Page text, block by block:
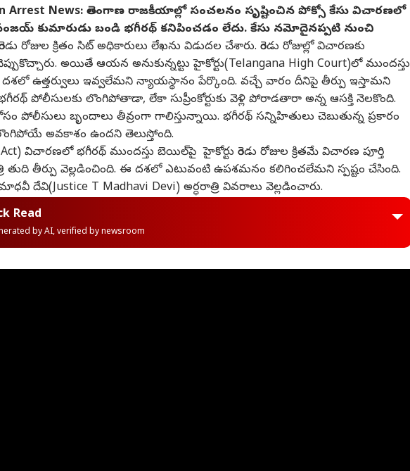
Arrest News: తెలంగాణ రాజకీయాల్లో సంచలనం సృష్టించిన పోక్సో కేసు విచారణలో
కుమారుడు బండి భగీరథ్‌ కనిపించడం లేదు. కేసు నమోదైనప్పటి నుంచి
రోజుల క్రితం సిట్ అధికారులు లేఖను విడుదల చేశారు. రెండు రోజుల్లో విచారణకు
అయితే ఆయన అనుకున్నట్టు హైకోర్టు(Telangana High Court)లో ముందస్తు
ఉత్తర్వులు ఇవ్వలేమని న్యాయస్థానం పేర్కొంది. వచ్చే వారం దీనిపై తీర్పు ఇస్తామని
భగీరథ్‌ పోలీసులకు లొంగిపోతాడా, లేకా సుప్రీంకోర్టుకు వెళ్లి పోరాడతారా అన్న ఆసక్తి నెలకొంది.
పోలీసులు బృందాలు తీవ్రంగా గాలిస్తున్నాయి. భగీరథ్ సన్నిహితులు చెబుతున్న ప్రకారం
అవకాశం ఉందని తెలుస్తోంది.
Act) విచారణలో భగీరథ్‌ ముందస్తు బెయిల్‌పై హైకోర్టు రెండు రోజుల క్రితమే విచారణ పూర్తి
తుది తీర్పు వెల్లడించింది. ఈ దశలో ఎటువంటి ఉపశమనం కలిగించలేమని స్పష్టం చేసింది.
దేవి(Justice T Madhavi Devi) అర్ధరాత్రి వివరాలు వెల్లడించారు.
Read
by AI, verified by newsroom